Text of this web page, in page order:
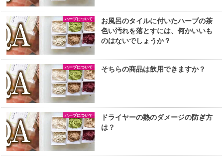
ハーブについて
お風呂のタイルに付いたハーブの茶
色い汚れを落とすには、何かいいも
のはないでしょうか？
ハーブについて そちらの商品は飲用できますか？
ハーブについて
ドライヤーの熱のダメージの防ぎ方
は？